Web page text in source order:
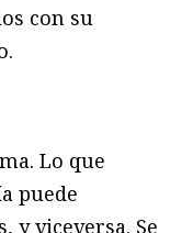
con su
Lo que
puede
y viceversa. Se